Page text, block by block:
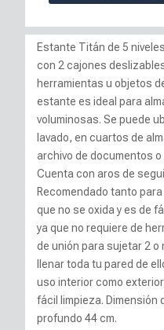
Estante Titán de 5
con 2 cajones
herramientas u objetos
estante es ideal para
voluminosas. Se puede
lavado, en cuartos de
archivo de documentos
Cuenta con aros de
Recomendado tanto
que no se oxida y es de
ya que no requiere de
de unión para sujetar 2
llenar toda tu pared de
uso interior como
fácil limpieza. Dimensión
profundo 44 cm.